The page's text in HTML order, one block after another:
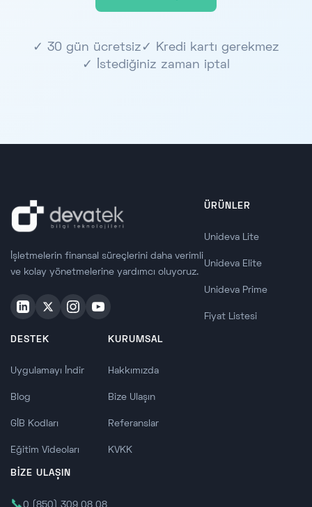
✓ 30 gün ücretsiz✓ Kredi kartı gerekmez
✓ İstediğiniz zaman iptal
İşletmelerin finansal süreçlerini daha verimli
ve kolay yönetmelerine yardımcı oluyoruz.
ÜRÜNLER
Unideva Lite
Unideva Elite
Unideva Prime
Fiyat Listesi
DESTEK
Uygulamayı İndir
Blog
GİB Kodları
Eğitim Videoları
KURUMSAL
Hakkımızda
Bize Ulaşın
Referanslar
KVKK
BİZE ULAŞIN
📞0 (850) 309 08 08